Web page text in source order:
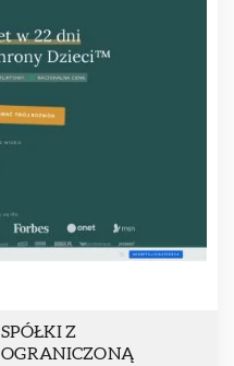
SPÓŁKI Z
OGRANICZONĄ